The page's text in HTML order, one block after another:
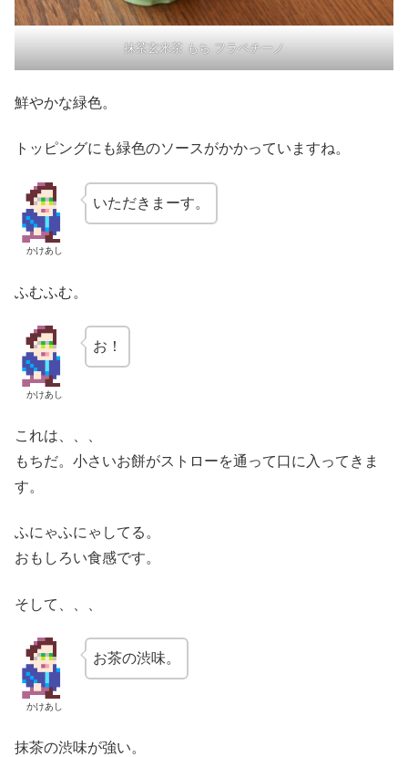
抹茶玄米茶 もち フラペチーノ
鮮やかな緑色。
トッピングにも緑色のソースがかかっていますね。
かけあし
いただきまーす。
ふむふむ。
かけあし
お！
これは、、、
もちだ。小さいお餅がストローを通って口に入ってきま
す。
ふにゃふにゃしてる。
おもしろい食感です。
そして、、、
かけあし
お茶の渋味。
抹茶の渋味が強い。